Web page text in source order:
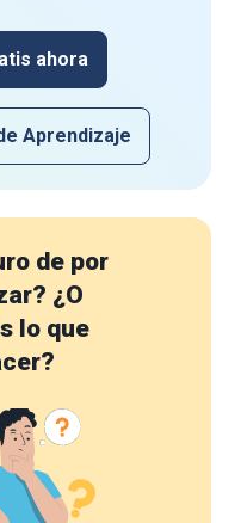
ahora
Aprendizaje
de por
¿O
lo que